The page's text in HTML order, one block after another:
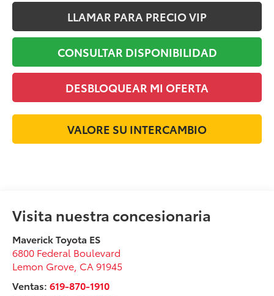
LLAMAR PARA PRECIO VIP
CONSULTAR DISPONIBILIDAD
DESBLOQUEAR MI OFERTA
VALORE SU INTERCAMBIO
Visita nuestra concesionaria
Maverick Toyota ES
6800 Federal Boulevard
Lemon Grove CA 91945
Ventas:619-870-1910